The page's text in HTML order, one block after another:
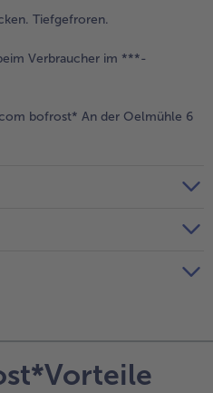
Tiefgefroren.
Verbraucher im ***-
bofrost* An der Oelmühle 6